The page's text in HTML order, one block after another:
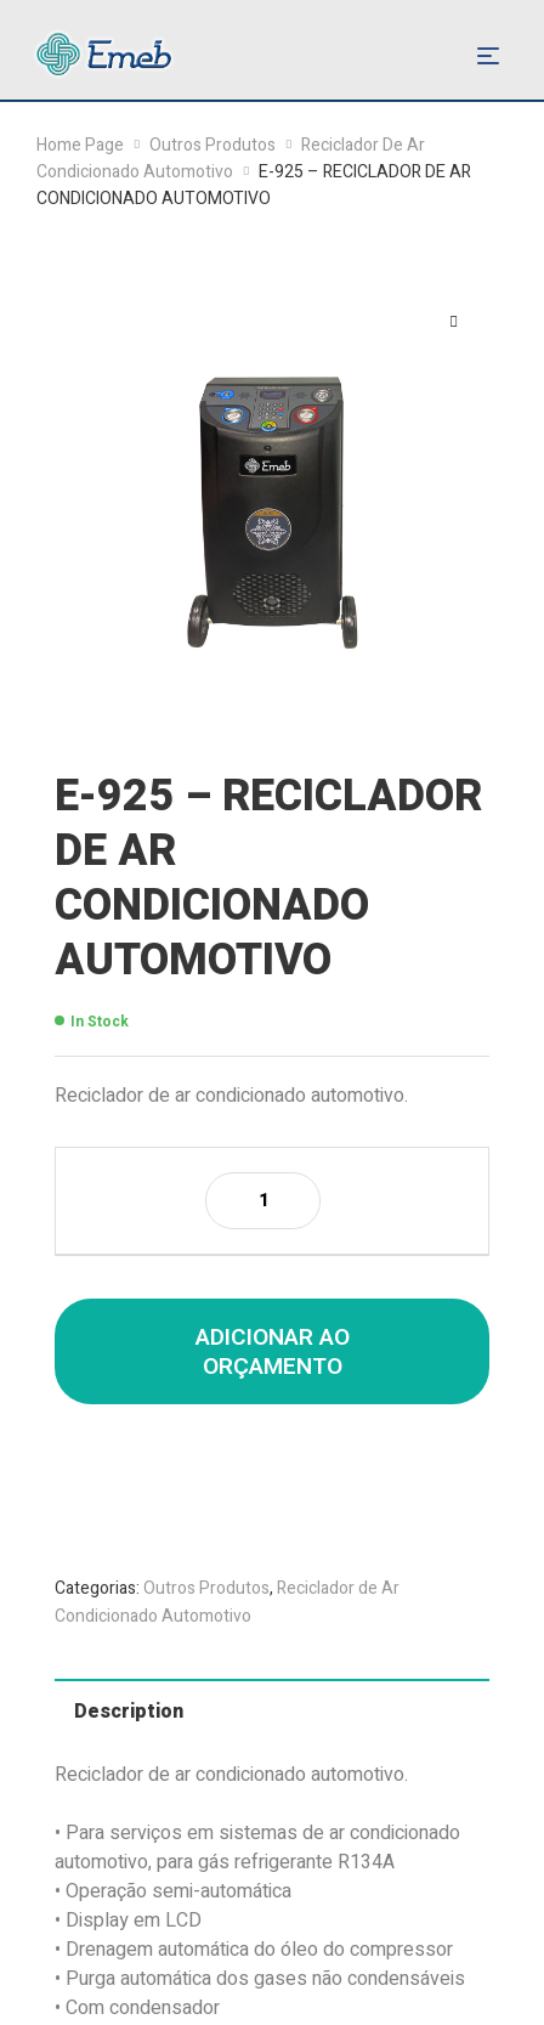
Home Page Outros Produtos
Reciclador De Ar
Condicionado Automotivo
E-925 – RECICLADOR DE AR
CONDICIONADO AUTOMOTIVO
E-925 – RECICLADOR
DE AR
CONDICIONADO
AUTOMOTIVO
In Stock
Reciclador de ar condicionado automotivo.
ADICIONAR AO
ORÇAMENTO
Categorias:Outros Produtos,Reciclador de Ar
Condicionado Automotivo
Description
Reciclador de ar condicionado automotivo.
• Para serviços em sistemas de ar condicionado
automotivo, para gás refrigerante R134A
• Operação semi-automática
• Display em LCD
• Drenagem automática do óleo do compressor
• Purga automática dos gases não condensáveis
• Com condensador